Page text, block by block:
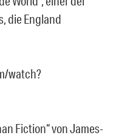
die England
watch?
Fiction“ von James-